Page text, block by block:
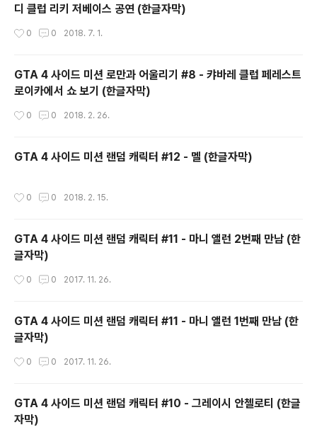
디 클럽 리키 저베이스 공연 (한글자막)
0 0 2018. 7. 1.
GTA 4 사이드 미션 로만과 어울리기 #8 - 캬바레 클럽 페레스트
로이카에서 쇼 보기 (한글자막)
0 0 2018. 2. 26.
GTA 4 사이드 미션 랜덤 캐릭터 #12 - 멜 (한글자막)
0 0 2018. 2. 15.
GTA 4 사이드 미션 랜덤 캐릭터 #11 - 마니 앨런 2번째 만남 (한
글자막)
0 0 2017. 11. 26.
GTA 4 사이드 미션 랜덤 캐릭터 #11 - 마니 앨런 1번째 만남 (한
글자막)
0 0 2017. 11. 26.
GTA 4 사이드 미션 랜덤 캐릭터 #10 - 그레이시 안첼로티 (한글
자막)